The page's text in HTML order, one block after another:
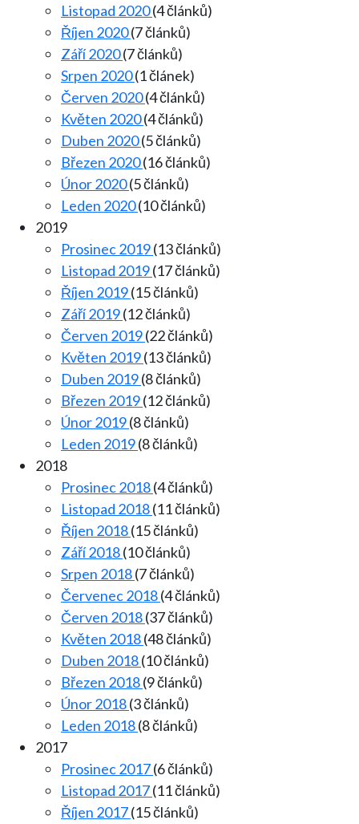
Listopad 2020(4 článků)
Říjen 2020(7 článků)
Září 2020(7 článků)
Srpen 2020(1 článek)
Červen 2020(4 článků)
Květen 2020(4 článků)
Duben 2020(5 článků)
Březen 2020(16 článků)
Únor 2020(5 článků)
Leden 2020(10 článků)
2019
Prosinec 2019(13 článků)
Listopad 2019(17 článků)
Říjen 2019(15 článků)
Září 2019(12 článků)
Červen 2019(22 článků)
Květen 2019(13 článků)
Duben 2019(8 článků)
Březen 2019(12 článků)
Únor 2019(8 článků)
Leden 2019(8 článků)
2018
Prosinec 2018(4 článků)
Listopad 2018(11 článků)
Říjen 2018(15 článků)
Září 2018(10 článků)
Srpen 2018(7 článků)
Červenec 2018(4 článků)
Červen 2018(37 článků)
Květen 2018(48 článků)
Duben 2018(10 článků)
Březen 2018(9 článků)
Únor 2018(3 článků)
Leden 2018(8 článků)
2017
Prosinec 2017(6 článků)
Listopad 2017(11 článků)
Říjen 2017(15 článků)